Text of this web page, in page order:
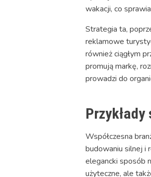
wakacji, co
Strategia ta,
reklamowe
również ciągłym
promują markę,
prowadzi do
Współczesna
budowaniu silnej i
elegancki sposób
użyteczne, ale